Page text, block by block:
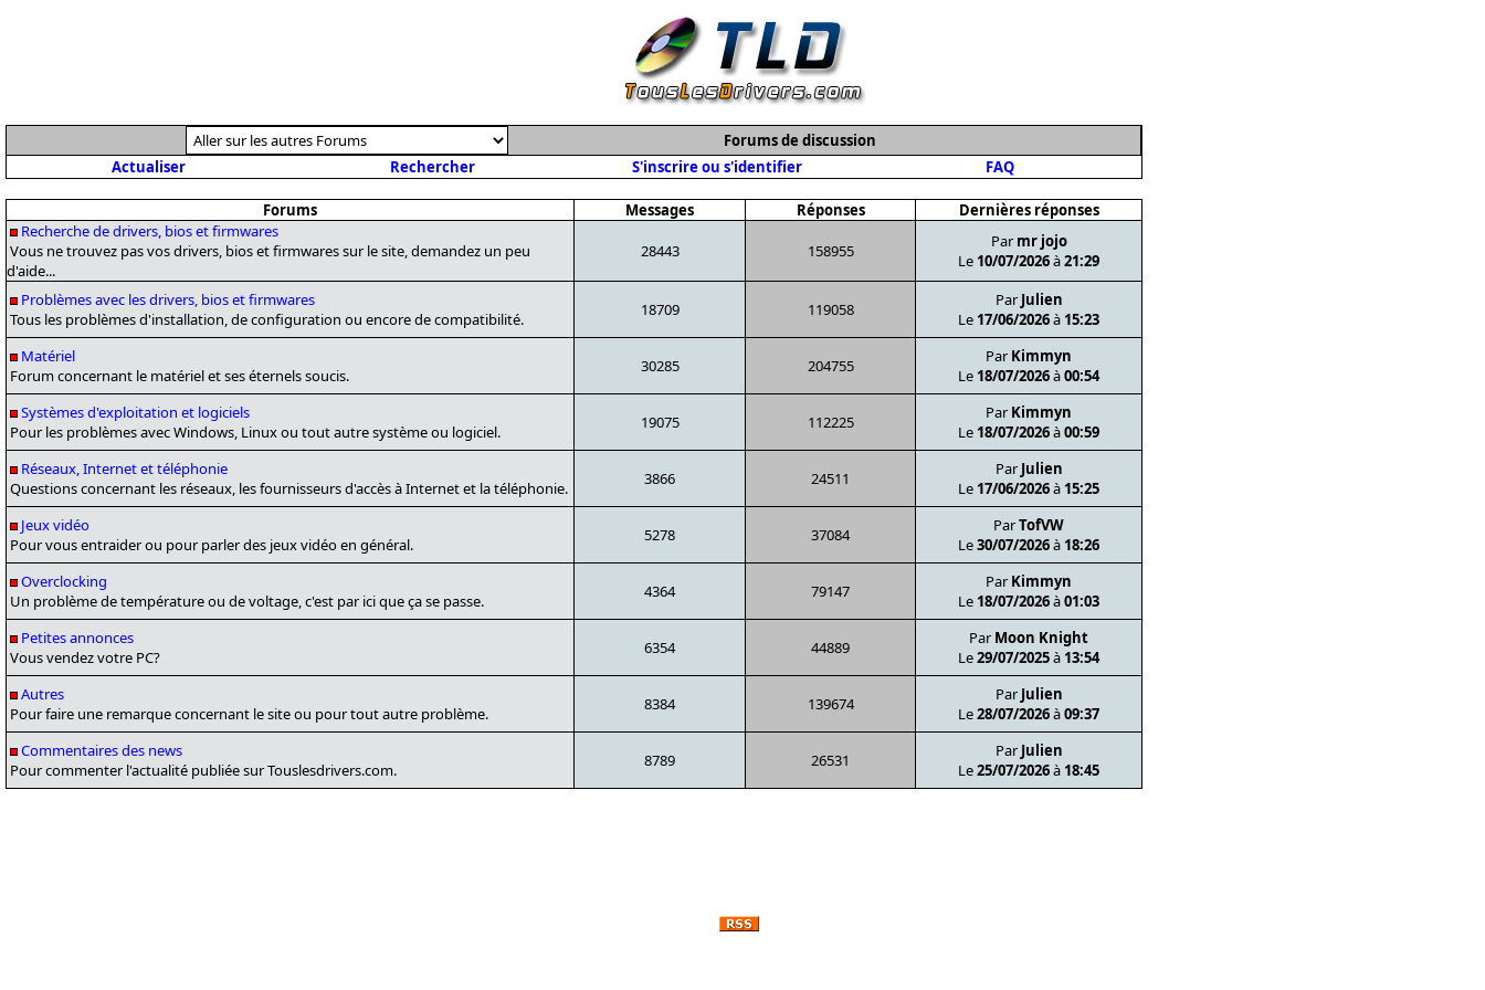
Forums de discussion
Actualiser
Rechercher S'inscrire ou s'identifier FAQ
Forums Messages Réponses
Dernières réponses
Recherche de drivers, bios et firmwares
Vous ne trouvez pas vos drivers, bios et firmwares sur le site, demandez un peu
d'aide...
28443 158955 Par mr jojo
Le 10/07/2026à21:29
Problèmes avec les drivers, bios et firmwares
Tous les problèmes d'installation, de configuration ou encore de compatibilité.
18709 119058 Par Julien
Le 17/06/2026à 15:23
Matériel
Forum concernant le matériel et ses éternels soucis.
30285 204755 Par Kimmyn
Le 18/07/2026à00:54
Systèmes d'exploitation et logiciels
Pour les problèmes avec Windows, Linux ou tout autre système ou logiciel.
19075 112225 Par Kimmyn
Le 18/07/2026à00:59
Réseaux, Internet et téléphonie
Questions concernant les réseaux, les fournisseurs d'accès à Internet et la téléphonie.
3866 24511 Par Julien
Le 17/06/2026à 15:25
Jeux vidéo
Pour vous entraider ou pour parler des jeux vidéo en général.
5278 37084 ParTofVW
Le30/07/2026à 18:26
Overclocking
Un problème de température ou de voltage, c'est par ici que ça se passe.
4364 79147 Par Kimmyn
Le 18/07/2026à01:03
Petites annonces
Vous vendez votre PC?
6354 44889 Par Moon Knight
Le29/07/2025à 13:54
Autres
Pour faire une remarque concernant le site ou pour tout autre problème.
8384 139674 Par Julien
Le28/07/2026à09:37
Commentaires des news
Pour commenter l'actualité publiée sur Touslesdrivers.com.
8789 26531 Par Julien
Le25/07/2026à 18:45